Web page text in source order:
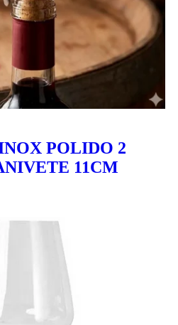
POLIDO 2
11CM